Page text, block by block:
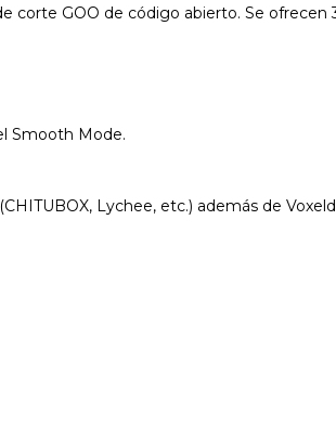
corte GOO de código abierto. Se ofrecen
Smooth Mode.
Lychee, etc.) además de